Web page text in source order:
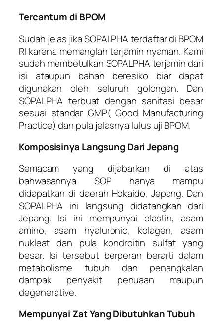
Tercantum di BPOM
Sudah jelas jika SOPALPHA terdaftar di BPOM
RI karena memanglah terjamin nyaman. Kami
sudah membetulkan SOPALPHA terjamin dari
isi ataupun bahan beresiko biar dapat
digunakan oleh seluruh golongan. Dan
SOPALPHA terbuat dengan sanitasi besar
sesuai standar GMP( Good Manufacturing
Practice) dan pula jelasnya lulus uji BPOM.
Komposisinya Langsung Dari Jepang
Semacam yang dijabarkan di atas
bahwasannya SOP hanya mampu
didapatkan di daerah Hokaido, Jepang. Dan
SOPALPHA ini langsung didatangkan dari
Jepang. Isi ini mempunyai elastin, asam
amino, asam hyaluronic, kolagen, asam
nukleat dan pula kondroitin sulfat yang
besar. Isi tersebut berperan berarti dalam
metabolisme tubuh dan penangkalan
dampak penyakit penuaan maupun
degenerative.
Mempunyai Zat Yang Dibutuhkan Tubuh